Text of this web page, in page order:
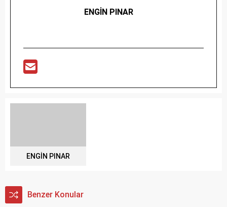
ENGİN PINAR
ENGİN PINAR
Benzer Konular